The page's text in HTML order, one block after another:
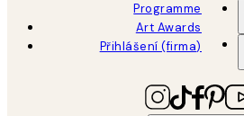
Programme
Art Awards
Přihlášení (firma)